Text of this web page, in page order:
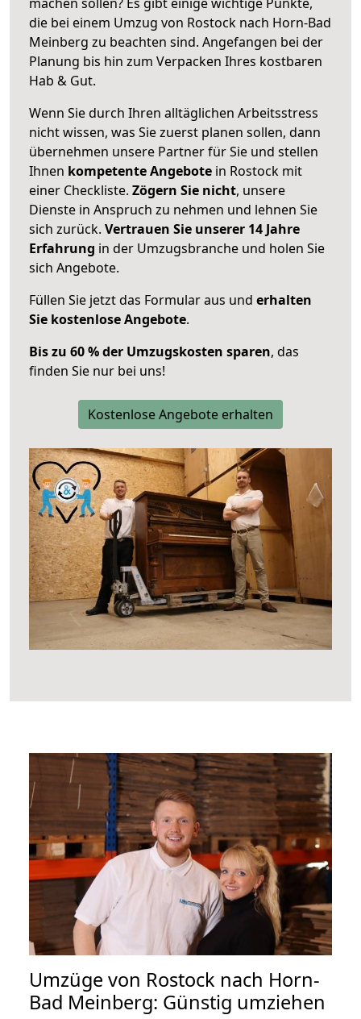
die bei einem Umzug von Rostock nach Horn-Bad
Meinberg zu beachten sind. Angefangen bei der
Planung bis hin zum Verpacken Ihres kostbaren
Hab & Gut.
Wenn Sie durch Ihren alltäglichen Arbeitsstress
nicht wissen, was Sie zuerst planen sollen, dann
übernehmen unsere Partner für Sie und stellen
Ihnen kompetente Angebote in Rostock mit
einer Checkliste. Zögern Sie nicht, unsere
Dienste in Anspruch zu nehmen und lehnen Sie
sich zurück. Vertrauen Sie unserer 14 Jahre
Erfahrung in der Umzugsbranche und holen Sie
sich Angebote.
Füllen Sie jetzt das Formular aus und erhalten
Sie kostenlose Angebote.
Bis zu 60 % der Umzugskosten sparen, das
finden Sie nur bei uns!
Kostenlose Angebote erhalten
Umzüge von Rostock nach Horn-
Bad Meinberg: Günstig umziehen